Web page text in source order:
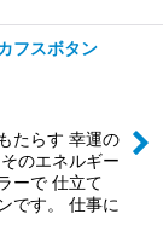
フスボタン
たらす 幸運の
のエネルギー
ーで 仕立て
です。 仕事に